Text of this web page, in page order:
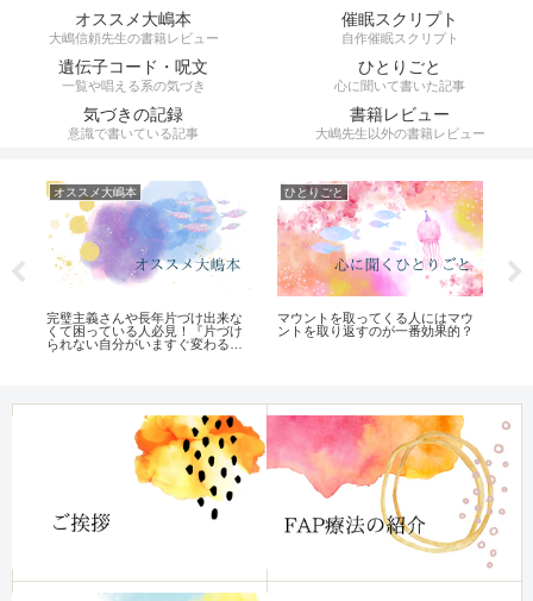
オススメ大嶋本
大嶋信頼先生の書籍レビュー
催眠スクリプト
自作催眠スクリプト
遺伝子コード・呪文
一覧や唱える系の気づき
ひとりごと
心に聞いて書いた記事
気づきの記録
意識で書いている記事
書籍レビュー
大嶋先生以外の書籍レビュー
オススメ大嶋本
完璧主義さんや長年片づけ出来な
くて困っている人必見！『片づけ
られない自分がいますぐ変わる
ひとりごと
マウントを取ってくる人にはマウ
ントを取り返すのが一番効果的？